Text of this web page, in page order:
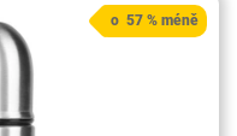
o 57 % méně